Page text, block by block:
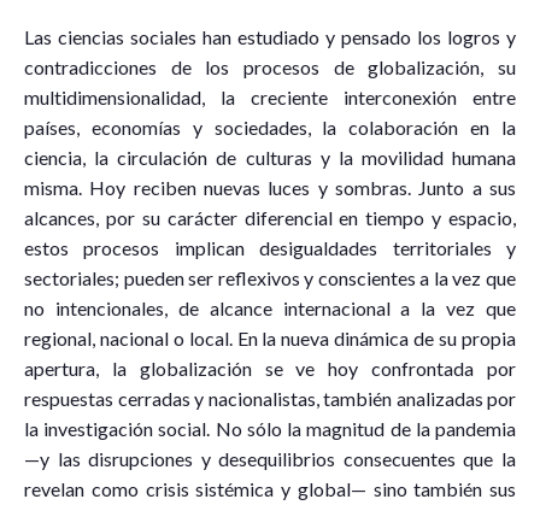
Las ciencias sociales han estudiado y pensado los logros y
contradicciones de los procesos de globalización, su
multidimensionalidad, la creciente interconexión entre
países, economías y sociedades, la colaboración en la
ciencia, la circulación de culturas y la movilidad humana
misma. Hoy reciben nuevas luces y sombras. Junto a sus
alcances, por su carácter diferencial en tiempo y espacio,
estos procesos implican desigualdades territoriales y
sectoriales; pueden ser reflexivos y conscientes a la vez que
no intencionales, de alcance internacional a la vez que
regional, nacional o local. En la nueva dinámica de su propia
apertura, la globalización se ve hoy confrontada por
respuestas cerradas y nacionalistas, también analizadas por
la investigación social. No sólo la magnitud de la pandemia
—y las disrupciones y desequilibrios consecuentes que la
revelan como crisis sistémica y global— sino también sus